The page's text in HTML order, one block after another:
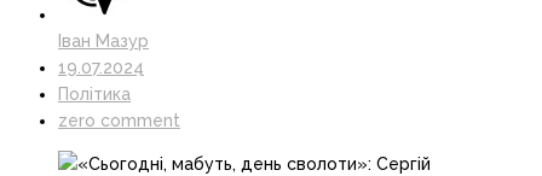
Іван Мазур
19.07.2024
Політика
zero comment